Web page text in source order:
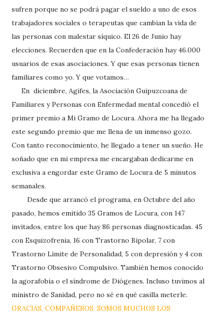
sufren porque no se podrá pagar el sueldo a uno de esos
trabajadores sociales o terapeutas que cambian la vida de
las personas con malestar síquico. El 26 de Junio hay
elecciones. Recuerden que en la Confederación hay 46.000
usuarios de esas asociaciones. Y que esas personas tienen
familiares como yo. Y que votamos…
En diciembre, Agifes, la Asociación Guipuzcoana de
Familiares y Personas con Enfermedad mental concedió el
primer premio a Mi Gramo de Locura. Ahora me ha llegado
este segundo premio que me llena de un inmenso gozo.
Con tanto reconocimiento, he llegado a tener un sueño. He
soñado que en mi empresa me encargaban dedicarme en
exclusiva a engordar este Gramo de Locura de 5 minutos
semanales.
Desde que arrancó el programa, en Octubre del año
pasado, hemos emitido 35 Gramos de Locura, con 147
invitados, entre los que hay 86 personas diagnosticadas. 45
con Esquizofrenia, 16 con Trastorno Bipolar, 7 con
Trastorno Límite de Personalidad, 5 con depresión y 4 con
Trastorno Obsesivo Compulsivo. También hemos conocido
la agorafobia o el síndrome de Diógenes. Incluso tuvimos al
ministro de Sanidad, pero no sé en qué casilla meterle.
GRACIAS, COMPAÑEROS. SOMOS MUCHOS LOS